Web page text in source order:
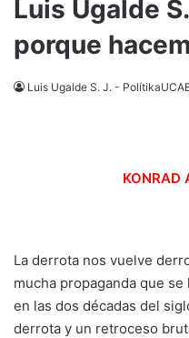
Luis Ugalde
porque
Luis Ugalde S. J. -
KONRAD
La derrota nos vuelve
mucha propaganda que
en las dos décadas del
derrota y un retroceso